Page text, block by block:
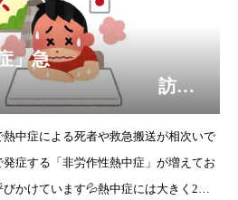
」急
訪問
ビブレ
中症による死者や救急搬送が相次いで
症する「非労作性熱中症」が増えてお
かけています💦熱中症には大きく2種